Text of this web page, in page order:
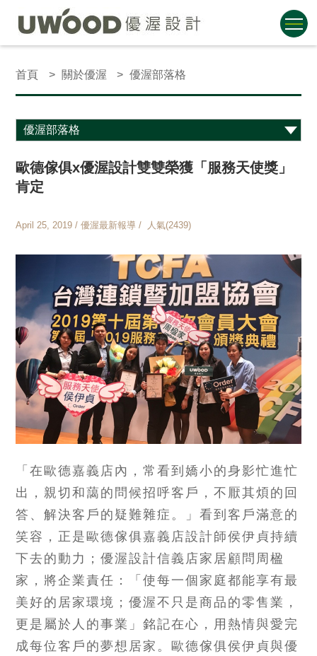
首頁 關於優渥 優渥部落格
歐德傢俱x優渥設計雙雙榮獲「服務天使獎」
肯定
April 25, 2019 / 優渥最新報導 / 人氣(2439)
「在歐德嘉義店內，常看到嬌小的身影忙進忙
出，親切和藹的問候招呼客戶，不厭其煩的回
答、解決客戶的疑難雜症。」看到客戶滿意的
笑容，正是歐德傢俱嘉義店設計師侯伊貞持續
下去的動力；優渥設計信義店家居顧問周楹
家，將企業責任：「使每一個家庭都能享有最
美好的居家環境；優渥不只是商品的零售業，
更是屬於人的事業」銘記在心，用熱情與愛完
成每位客戶的夢想居家。歐德傢俱侯伊貞與優